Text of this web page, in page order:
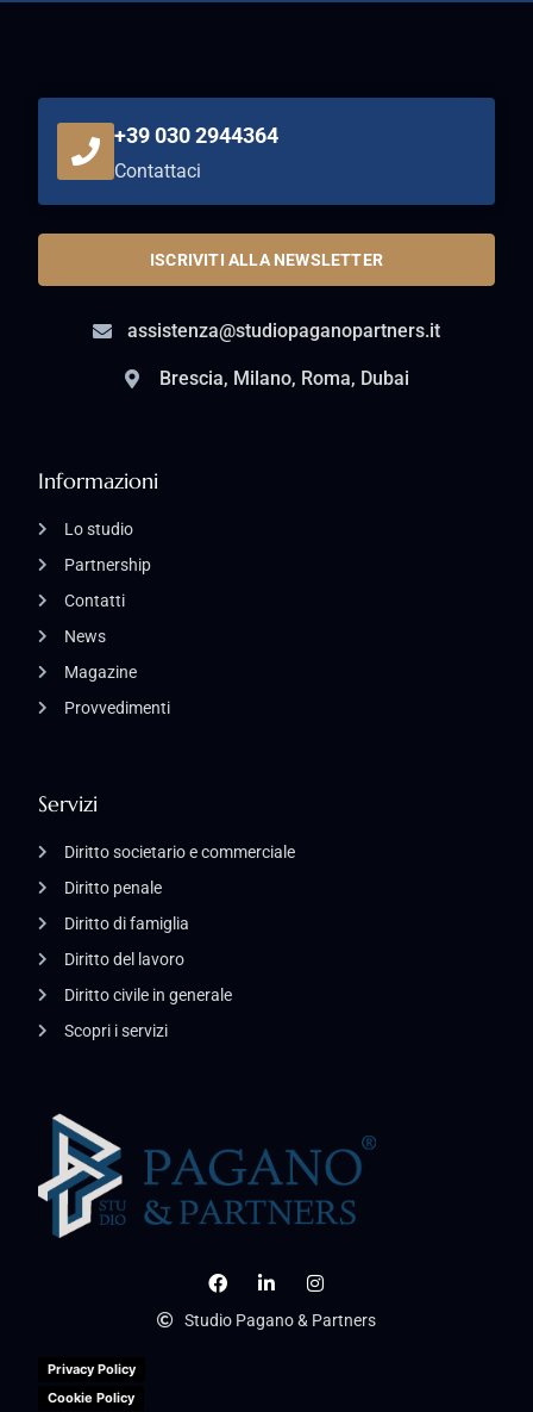
Studio Pagano & Partners
Privacy Policy
Cookie Policy
Servizi
Diritto societario e commerciale
Diritto penale
Diritto di famiglia
Diritto del lavoro
Diritto civile in generale
Scopri i servizi
Informazioni
Lo studio
Partnership
Contatti
News
Magazine
Provvedimenti
+39 030 2944364
Contattaci
ISCRIVITI ALLA NEWSLETTER
assistenza@studiopaganopartners.it
Brescia, Milano, Roma, Dubai